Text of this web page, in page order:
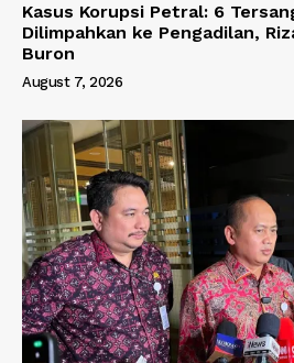
Kasus Korupsi Petral: 6
Dilimpahkan ke Pengadilan,
Buron
August 7, 2026